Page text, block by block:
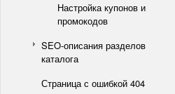
Настройка купонов и
промокодов
SEO-описания разделов
каталога
Страница с ошибкой 404